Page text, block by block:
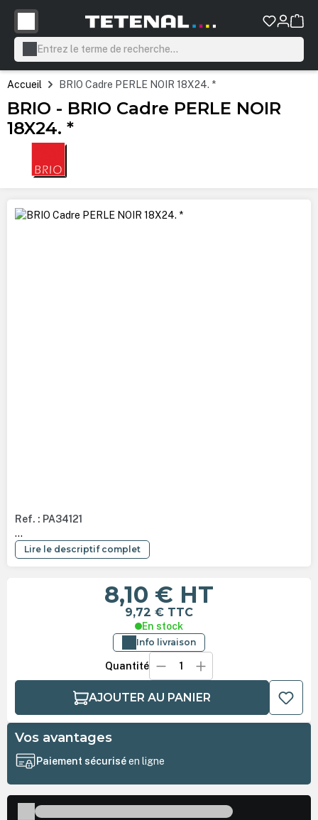
principal
Accueil BRIO Cadre PERLE NOIR 18X24. *
BRIO - BRIO Cadre PERLE NOIR
18X24. *
Ignorer la galerie d'images
Ref. : PA34121
...
Lire le descriptif complet
8,10 € HT
9,72 € TTC
En stock
Info livraison
Quantité
AJOUTER AU PANIER
Vos avantages
Paiement sécuriséen ligne